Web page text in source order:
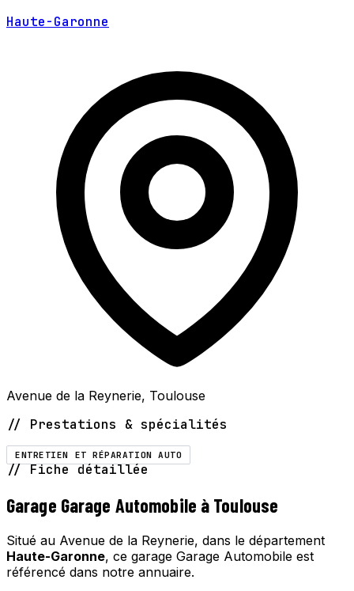
Haute-Garonne
Avenue de la Reynerie, Toulouse
// Prestations & spécialités
ENTRETIEN ET RÉPARATION AUTO
// Fiche détaillée
Garage Garage Automobile à Toulouse
Situé au Avenue de la Reynerie, dans le département
Haute-Garonne, ce garage Garage Automobile est
référencé dans notre annuaire.